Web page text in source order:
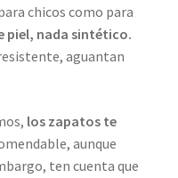
chicos como para
piel, nada sintético.
aguantan
los zapatos te
aunque
ten cuenta que